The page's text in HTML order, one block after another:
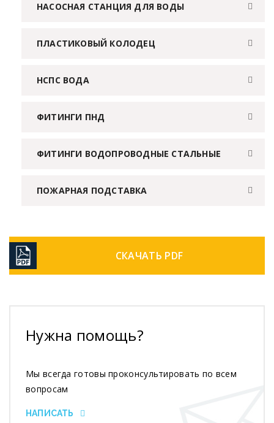
НАСОСНАЯ СТАНЦИЯ ДЛЯ ВОДЫ
ПЛАСТИКОВЫЙ КОЛОДЕЦ
НСПС ВОДА
ФИТИНГИ ПНД
ФИТИНГИ ВОДОПРОВОДНЫЕ СТАЛЬНЫЕ
ПОЖАРНАЯ ПОДСТАВКА
СКАЧАТЬ PDF
Нужна помощь?
Мы всегда готовы проконсультировать по всем
вопросам
НАПИСАТЬ